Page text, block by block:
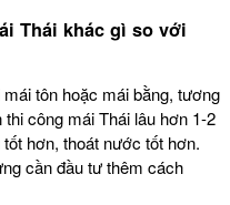
Thái khác gì so với
tôn hoặc mái bằng, tương
công mái Thái lâu hơn 1-2
hơn, thoát nước tốt hơn.
cần đầu tư thêm cách